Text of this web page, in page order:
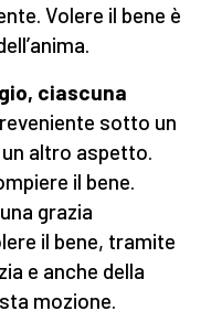
Volere il bene è
ciascuna
sotto un
altro aspetto.
il bene.
grazia
il bene, tramite
e anche della
mozione.